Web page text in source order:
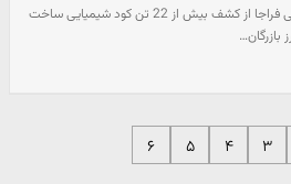
فرمانده یگان‌های انتظامی و حفاظتی فراجا از کشف بیش از 22 تن کود شیمیایی ساخت
بازرگان…
۳ ۴ ۵ ۶